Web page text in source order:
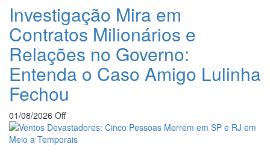
Investigação Mira em
Contratos Milionários e
Relações no Governo:
Entenda o Caso Amigo Lulinha
Fechou
01/08/2026 Off